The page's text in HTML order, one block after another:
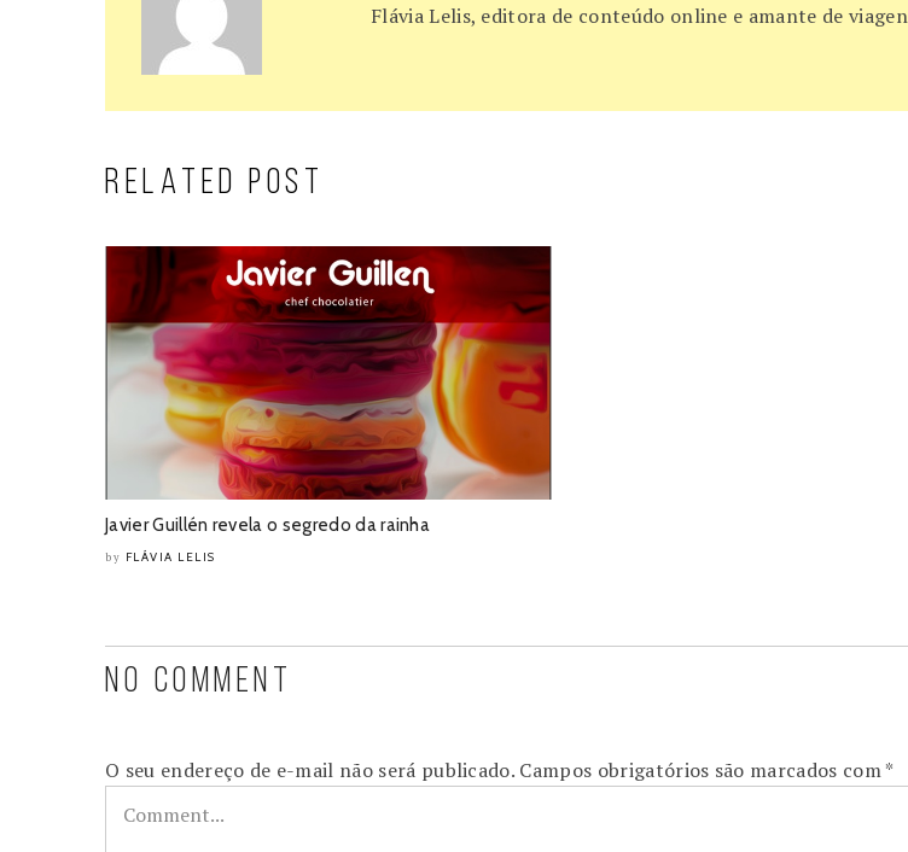
Flávia Lelis, editora de conteúdo online e amante de
RELATED POST
Javier Guillén revela o segredo da rainha
by FLÁVIA LELIS
NO COMMENT
O seu endereço de e-mail não será publicado. Campos obrigatórios são marcados com*